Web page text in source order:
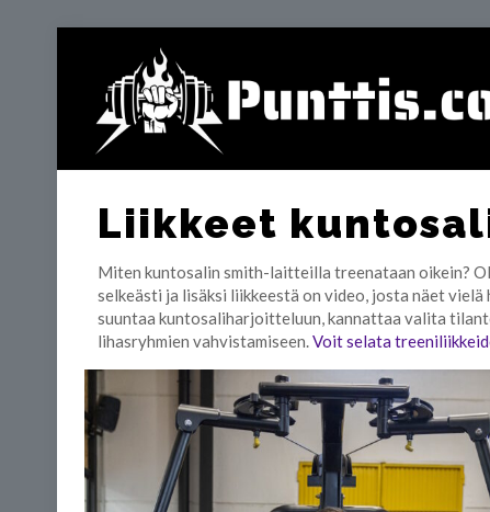
Liikkeet
Miten kuntosalin smith-laitteilla treenataan oikein?
selkeästi ja lisäksi liikkeestä on video, josta näet
suuntaa kuntosaliharjoitteluun, kannattaa valita
lihasryhmien vahvistamiseen.Voit selata